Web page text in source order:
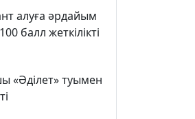
алуға әрдайым
балл жеткілікті
«Әділет» туымен